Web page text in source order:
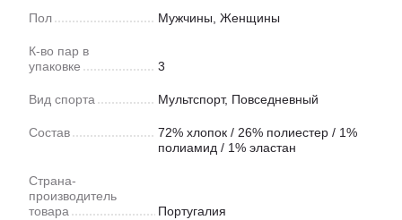
Пол Мужчины, Женщины
К-во пар в
упаковке
3
Вид спорта Мультспорт, Повседневный
Состав
72% хлопок / 26% полиестер / 1%
полиамид / 1% эластан
Страна-
производитель
товара
Португалия